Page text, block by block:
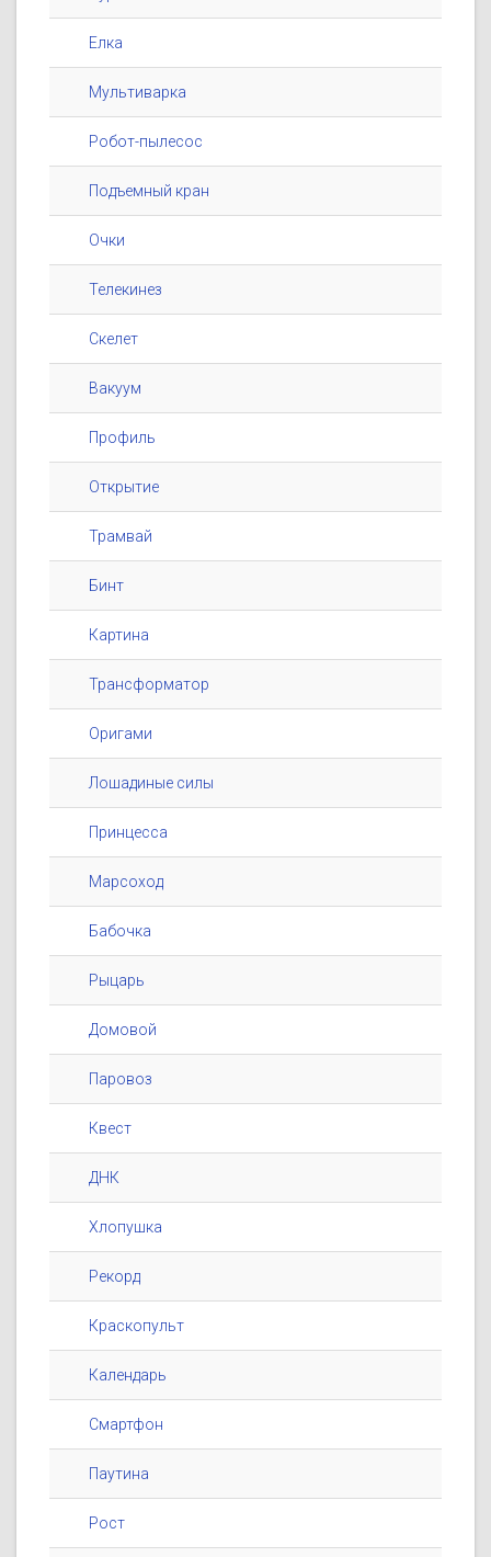
Елка
Мультиварка
Робот-пылесос
Подъемный кран
Очки
Телекинез
Скелет
Вакуум
Профиль
Открытие
Трамвай
Бинт
Картина
Трансформатор
Оригами
Лошадиные силы
Принцесса
Марсоход
Бабочка
Рыцарь
Домовой
Паровоз
Квест
ДНК
Хлопушка
Рекорд
Краскопульт
Календарь
Смартфон
Паутина
Рост